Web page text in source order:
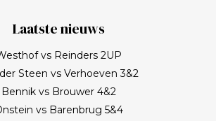
Laatste nieuws
vs Reinders 2UP
Steen vs Verhoeven 3&2
Bennik vs Brouwer 4&2
vs Barenbrug 5&4